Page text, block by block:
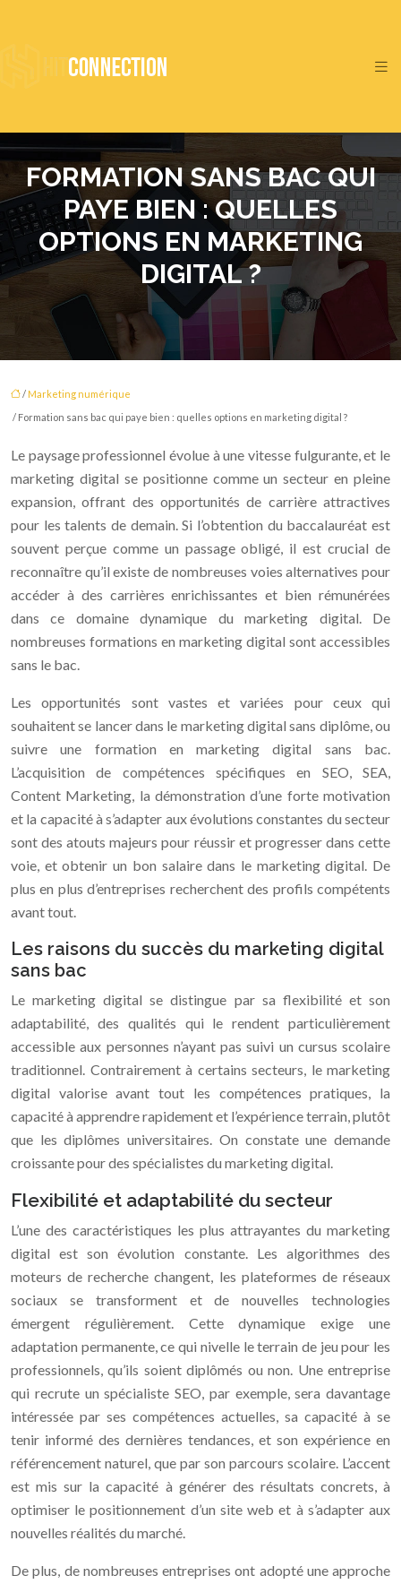
FORMATION SANS BAC QUI
PAYE BIEN : QUELLES
OPTIONS EN MARKETING
DIGITAL ?
/ Marketing numérique
/ Formation sans bac qui paye bien : quelles options en marketing digital ?
Le paysage professionnel évolue à une vitesse fulgurante, et le
marketing digital se positionne comme un secteur en pleine
expansion, offrant des opportunités de carrière attractives
pour les talents de demain. Si l’obtention du baccalauréat est
souvent perçue comme un passage obligé, il est crucial de
reconnaître qu’il existe de nombreuses voies alternatives pour
accéder à des carrières enrichissantes et bien rémunérées
dans ce domaine dynamique du marketing digital. De
nombreuses formations en marketing digital sont accessibles
sans le bac.
Les opportunités sont vastes et variées pour ceux qui
souhaitent se lancer dans le marketing digital sans diplôme, ou
suivre une formation en marketing digital sans bac.
L’acquisition de compétences spécifiques en SEO, SEA,
Content Marketing, la démonstration d’une forte motivation
et la capacité à s’adapter aux évolutions constantes du secteur
sont des atouts majeurs pour réussir et progresser dans cette
voie, et obtenir un bon salaire dans le marketing digital. De
plus en plus d’entreprises recherchent des profils compétents
avant tout.
Les raisons du succès du marketing digital
sans bac
Le marketing digital se distingue par sa flexibilité et son
adaptabilité, des qualités qui le rendent particulièrement
accessible aux personnes n’ayant pas suivi un cursus scolaire
traditionnel. Contrairement à certains secteurs, le marketing
digital valorise avant tout les compétences pratiques, la
capacité à apprendre rapidement et l’expérience terrain, plutôt
que les diplômes universitaires. On constate une demande
croissante pour des spécialistes du marketing digital.
Flexibilité et adaptabilité du secteur
L’une des caractéristiques les plus attrayantes du marketing
digital est son évolution constante. Les algorithmes des
moteurs de recherche changent, les plateformes de réseaux
sociaux se transforment et de nouvelles technologies
émergent régulièrement. Cette dynamique exige une
adaptation permanente, ce qui nivelle le terrain de jeu pour les
professionnels, qu’ils soient diplômés ou non. Une entreprise
qui recrute un spécialiste SEO, par exemple, sera davantage
intéressée par ses compétences actuelles, sa capacité à se
tenir informé des dernières tendances, et son expérience en
référencement naturel, que par son parcours scolaire. L’accent
est mis sur la capacité à générer des résultats concrets, à
optimiser le positionnement d’un site web et à s’adapter aux
nouvelles réalités du marché.
De plus, de nombreuses entreprises ont adopté une approche